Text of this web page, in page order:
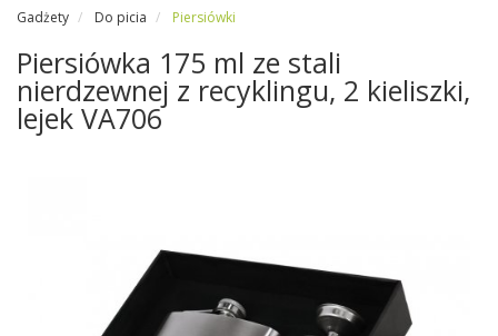
Gadżety Do picia Piersiówki
Piersiówka 175 ml ze stali
nierdzewnej z recyklingu, 2 kieliszki,
lejek VA706